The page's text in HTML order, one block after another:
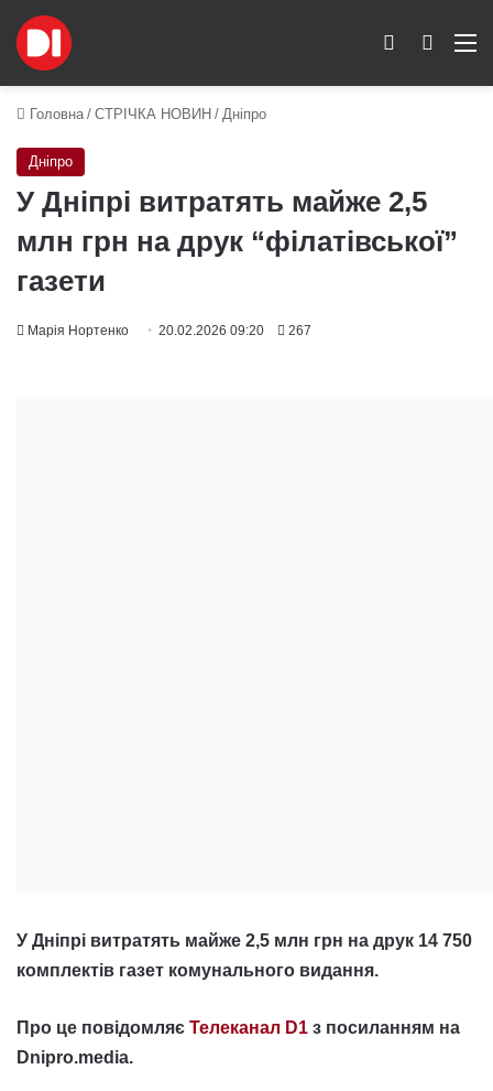
Пошук
Switch skin
Головна / СТРІЧКА НОВИН / Дніпро
Дніпро
У Дніпрі витратять майже 2,5
млн грн на друк “філатівської”
газети
Марія Нортенко 20.02.2026 09:20 267
У Дніпрі витратять майже 2,5 млн грн на друк 14 750
комплектів газет комунального видання.
Про це повідомляє Телеканал D1 з посиланням на
Dnipro.media.